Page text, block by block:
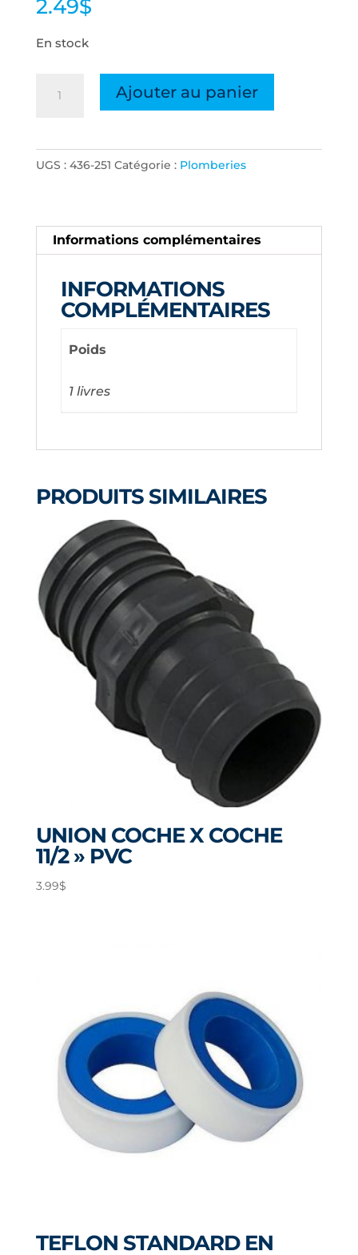
2.49$
En stock
RED.
VISSE
COLLE
2''
Ajouter au panier
UGS : 436-251 Catégorie : Plomberies
Informations complémentaires
INFORMATIONS
COMPLÉMENTAIRES
Poids
1 livres
PRODUITS SIMILAIRES
UNION COCHE X COCHE
11/2 » PVC
3.99$
TEFLON STANDARD EN